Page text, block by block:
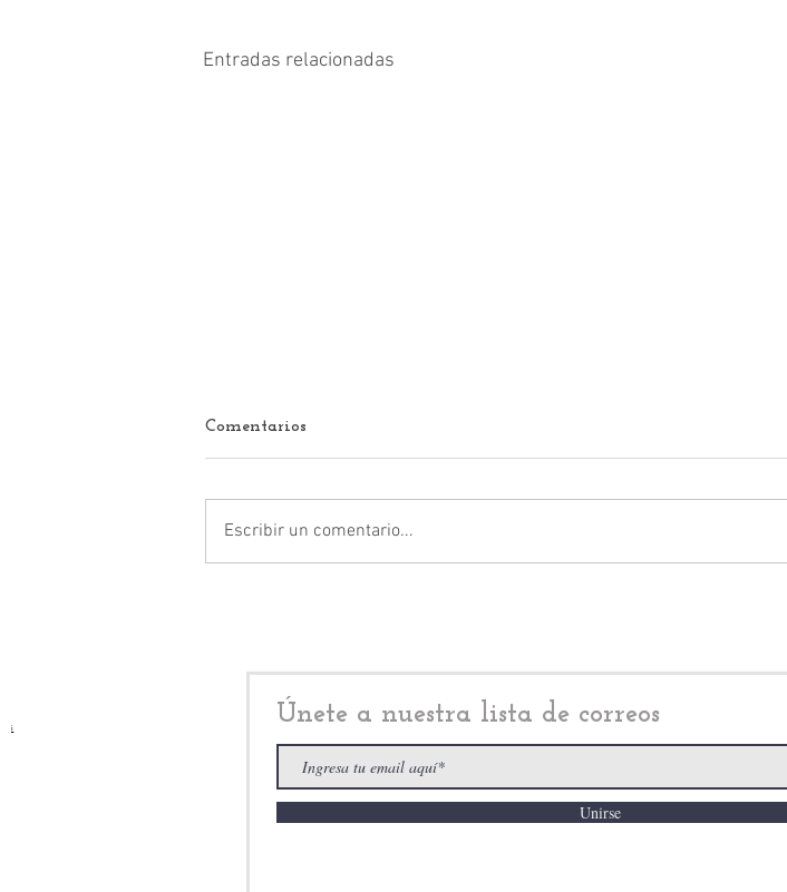
Entradas relacionadas
Serrano Palacios
Comentarios
Escribir un comentario...
Únete a nuestra lista de correos
Unirse
i